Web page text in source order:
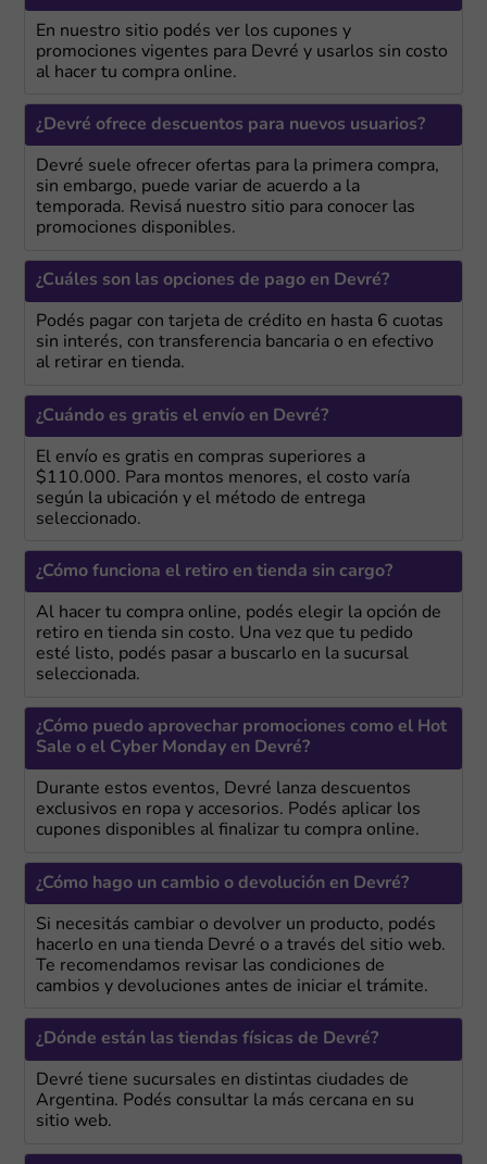
En nuestro sitio podés ver los cupones y
promociones vigentes para Devré y usarlos sin costo
al hacer tu compra online.
¿Devré ofrece descuentos para nuevos usuarios?
Devré suele ofrecer ofertas para la primera compra,
sin embargo, puede variar de acuerdo a la
temporada. Revisá nuestro sitio para conocer las
promociones disponibles.
¿Cuáles son las opciones de pago en Devré?
Podés pagar con tarjeta de crédito en hasta 6 cuotas
sin interés, con transferencia bancaria o en efectivo
al retirar en tienda.
¿Cuándo es gratis el envío en Devré?
El envío es gratis en compras superiores a
$110.000. Para montos menores, el costo varía
según la ubicación y el método de entrega
seleccionado.
¿Cómo funciona el retiro en tienda sin cargo?
Al hacer tu compra online, podés elegir la opción de
retiro en tienda sin costo. Una vez que tu pedido
esté listo, podés pasar a buscarlo en la sucursal
seleccionada.
¿Cómo puedo aprovechar promociones como el Hot
Sale o el Cyber Monday en Devré?
Durante estos eventos, Devré lanza descuentos
exclusivos en ropa y accesorios. Podés aplicar los
cupones disponibles al finalizar tu compra online.
¿Cómo hago un cambio o devolución en Devré?
Si necesitás cambiar o devolver un producto, podés
hacerlo en una tienda Devré o a través del sitio web.
Te recomendamos revisar las condiciones de
cambios y devoluciones antes de iniciar el trámite.
¿Dónde están las tiendas físicas de Devré?
Devré tiene sucursales en distintas ciudades de
Argentina. Podés consultar la más cercana en su
sitio web.